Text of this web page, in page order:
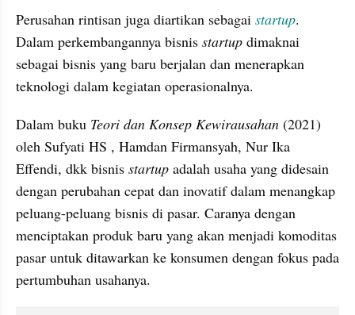
Perusahan rintisan juga diartikan sebagai startup.
Dalam perkembangannya bisnis startup dimaknai
sebagai bisnis yang baru berjalan dan menerapkan
teknologi dalam kegiatan operasionalnya.
Dalam buku Teori dan Konsep Kewirausahan (2021)
oleh Sufyati HS , Hamdan Firmansyah, Nur Ika
Effendi, dkk bisnis startup adalah usaha yang didesain
dengan perubahan cepat dan inovatif dalam menangkap
peluang-peluang bisnis di pasar. Caranya dengan
menciptakan produk baru yang akan menjadi komoditas
pasar untuk ditawarkan ke konsumen dengan fokus pada
pertumbuhan usahanya.